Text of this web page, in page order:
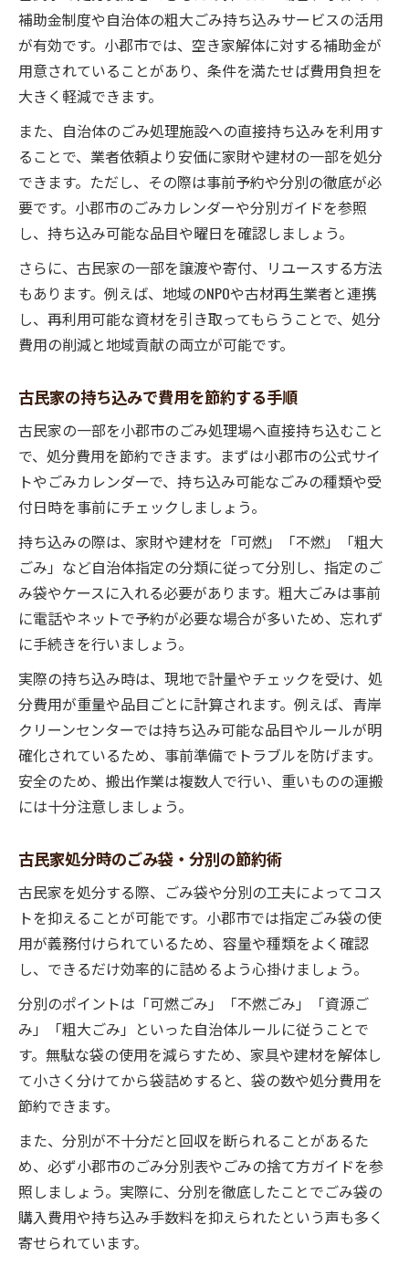
補助金制度や自治体の粗大ごみ持ち込みサービスの活用
が有効です。小郡市では、空き家解体に対する補助金が
用意されていることがあり、条件を満たせば費用負担を
大きく軽減できます。
また、自治体のごみ処理施設への直接持ち込みを利用す
ることで、業者依頼より安価に家財や建材の一部を処分
できます。ただし、その際は事前予約や分別の徹底が必
要です。小郡市のごみカレンダーや分別ガイドを参照
し、持ち込み可能な品目や曜日を確認しましょう。
さらに、古民家の一部を譲渡や寄付、リユースする方法
もあります。例えば、地域のNPOや古材再生業者と連携
し、再利用可能な資材を引き取ってもらうことで、処分
費用の削減と地域貢献の両立が可能です。
古民家の持ち込みで費用を節約する手順
古民家の一部を小郡市のごみ処理場へ直接持ち込むこと
で、処分費用を節約できます。まずは小郡市の公式サイ
トやごみカレンダーで、持ち込み可能なごみの種類や受
付日時を事前にチェックしましょう。
持ち込みの際は、家財や建材を「可燃」「不燃」「粗大
ごみ」など自治体指定の分類に従って分別し、指定のご
み袋やケースに入れる必要があります。粗大ごみは事前
に電話やネットで予約が必要な場合が多いため、忘れず
に手続きを行いましょう。
実際の持ち込み時は、現地で計量やチェックを受け、処
分費用が重量や品目ごとに計算されます。例えば、青岸
クリーンセンターでは持ち込み可能な品目やルールが明
確化されているため、事前準備でトラブルを防げます。
安全のため、搬出作業は複数人で行い、重いものの運搬
には十分注意しましょう。
古民家処分時のごみ袋・分別の節約術
古民家を処分する際、ごみ袋や分別の工夫によってコス
トを抑えることが可能です。小郡市では指定ごみ袋の使
用が義務付けられているため、容量や種類をよく確認
し、できるだけ効率的に詰めるよう心掛けましょう。
分別のポイントは「可燃ごみ」「不燃ごみ」「資源ご
み」「粗大ごみ」といった自治体ルールに従うことで
す。無駄な袋の使用を減らすため、家具や建材を解体し
て小さく分けてから袋詰めすると、袋の数や処分費用を
節約できます。
また、分別が不十分だと回収を断られることがあるた
め、必ず小郡市のごみ分別表やごみの捨て方ガイドを参
照しましょう。実際に、分別を徹底したことでごみ袋の
購入費用や持ち込み手数料を抑えられたという声も多く
寄せられています。